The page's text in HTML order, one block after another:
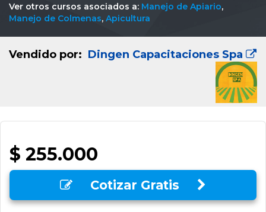
Ver otros cursos asociados a: Manejo de Apiario,
Manejo de Colmenas, Apicultura
Vendido por: Dingen Capacitaciones Spa
$ 255.000
Cotizar Gratis